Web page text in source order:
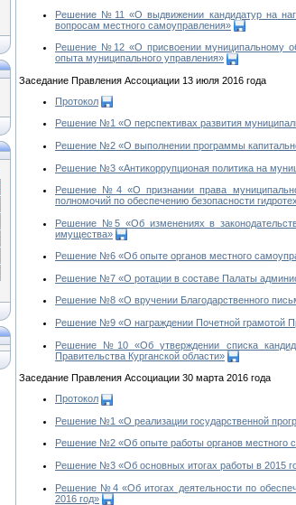
Решение №11 «О выдвижении кандидатур на
вопросам местного самоуправления»
Решение №12 «О присвоении муниципальному
опыта муниципального управления»
Заседание Правления Ассоциации 13 июля 2016 года
Протокол
Решение №1 «О перспективах развития
Решение №2 «О выполнении программы
Решение №3 «Антикоррупционая политика на
Решение №4 «О признании права
полномочий по обеспечению безопасности
Решение №5 «Об изменениях в
имущества»
Решение №6 «Об опыте органов местного
Решение №7 «О ротации в составе Палаты
Решение №8 «О вручении Благодарственного
Решение №9 «О награждении Почетной грамотой
Решение №10 «Об утверждении списка
Правительства Курганской области»
Заседание Правления Ассоциации 30 марта 2016 года
Протокол
Решение №1 «О реализации государственной
Решение №2 «Об опыте работы органов местного
Решение №3 «Об основных итогах работы в 2015
Решение №4 «Об итогах деятельности по
2016 год»